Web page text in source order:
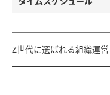
Z世代に選ばれる組織運営